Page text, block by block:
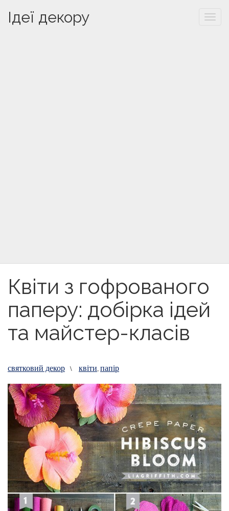
Ідеї декору
Квіти з гофрованого
паперу: добірка ідей
та майстер-класів
святковий декор \ квіти,папір